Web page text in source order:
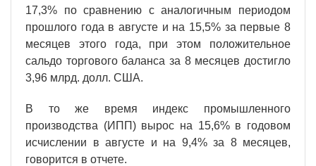
17,3% по сравнению с аналогичным периодом
прошлого года в августе и на 15,5% за первые 8
месяцев этого года, при этом положительное
сальдо торгового баланса за 8 месяцев достигло
3,96 млрд. долл. США.
В то же время индекс промышленного
производства (ИПП) вырос на 15,6% в годовом
исчислении в августе и на 9,4% за 8 месяцев,
говорится в отчете.